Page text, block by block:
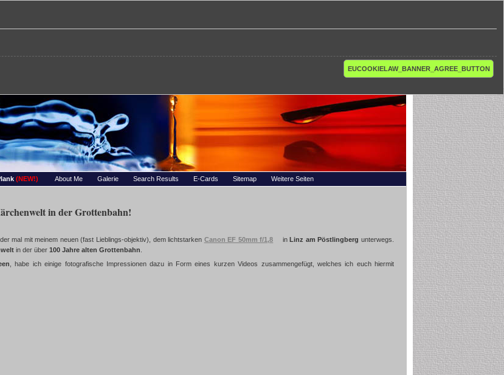
EUCOOKIELAW_BANNER_AGREE_BUTTON
(NEW!) About Me Galerie Search Results E-Cards Sitemap Weitere Seiten
in der Grottenbahn!
mal mit meinem neuen (fast Lieblings-objektiv), dem lichtstarken Canon EF 50mm f/1,8 inLinz am Pöstlingberg unterwegs.
in der über 100 Jahre alten Grottenbahn
, habe ich einige fotografische Impressionen dazu in Form eines kurzen Videos zusammengefügt, welches ich euch hiermit